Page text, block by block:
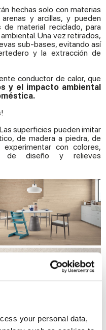
your personal data,
hechas solo con materias
y arcillas, y pueden
material reciclado, para
Una vez retirados,
sub-bases, evitando así
y la extracción de
conductor de calor, que
y el impacto ambiental
Las superficies pueden imitar
de madera a piedra, de
con colores,
de diseño y relieves